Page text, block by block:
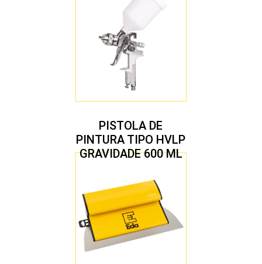
PISTOLA DE
PINTURA TIPO HVLP
GRAVIDADE 600 ML
1,7 MM